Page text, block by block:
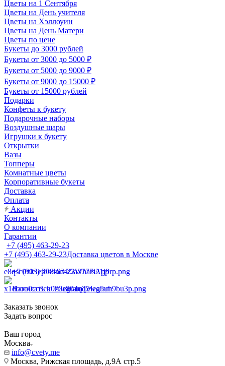
Цветы на 1 Сентября
Цветы на День учителя
Цветы на Хэллоуин
Цветы на День Матери
Цветы по цене
Букеты до 3000 рублей
Букеты от 3000 до 5000 ₽
Букеты от 5000 до 9000 ₽
Букеты от 9000 до 15000 ₽
Букеты от 15000 рублей
Подарки
Конфеты к букету
Подарочные наборы
Воздушные шары
Игрушки к букету
Открытки
Вазы
Топперы
Комнатные цветы
Корпоративные букеты
Доставка
Оплата
Акции
Контакты
О компании
Гарантии
+7 (495) 463-29-23
+7 (495) 463-29-23Доставка цветов в Москве
+7 (903) 268-62-22WhatsApp
Написать в TelegramTelegram
Заказать звонок
Задать вопрос
Ваш город
Москва
info@cvety.me
Москва, Рижская площадь, д.9А стр.5